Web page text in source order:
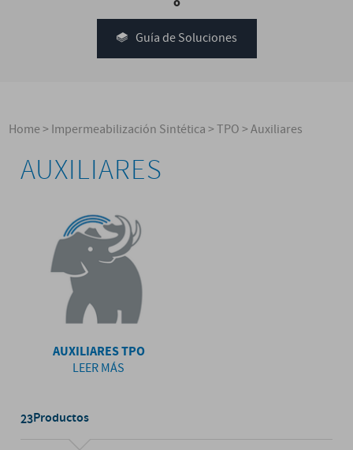
Guía de Soluciones
Home>Impermeabilización Sintética>TPO>Auxiliares
AUXILIARES
AUXILIARES TPO
LEER MÁS
23Productos